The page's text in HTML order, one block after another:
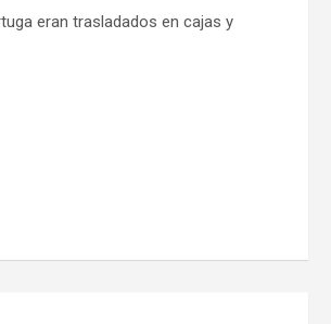
eran trasladados en cajas y